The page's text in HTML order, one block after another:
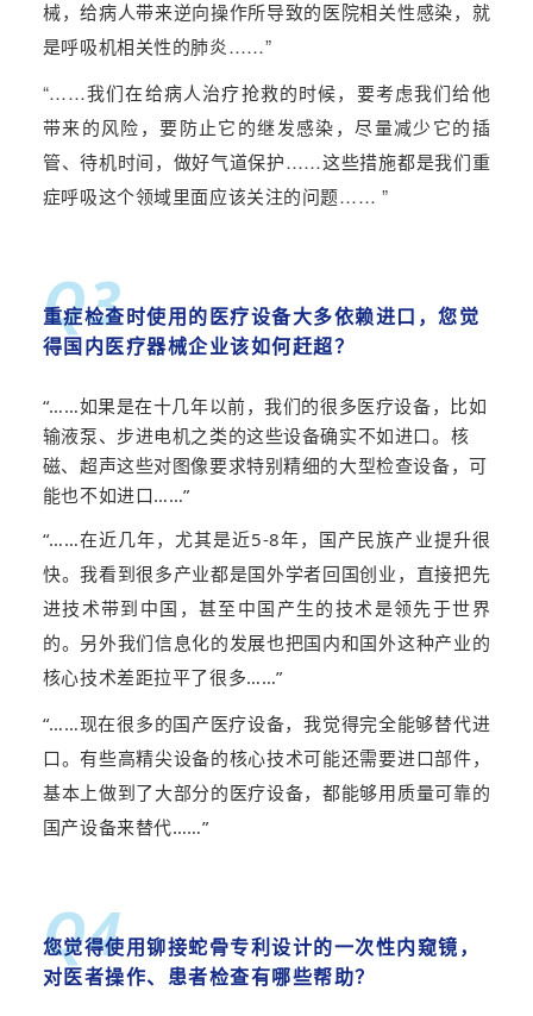
械，给病人带来逆向操作所导致的医院相关性感染，就
是呼吸机相关性的肺炎……”
“……我们在给病人治疗抢救的时候，要考虑我们给他
带来的风险，要防止它的继发感染，尽量减少它的插
管、待机时间，做好气道保护……这些措施都是我们重
症呼吸这个领域里面应该关注的问题…… ”
Q3
重症检查时使用的医疗设备大多依赖进口，您觉
得国内医疗器械企业该如何赶超？
“……如果是在十几年以前，我们的很多医疗设备，比如
输液泵、步进电机之类的这些设备确实不如进口。核
磁、超声这些对图像要求特别精细的大型检查设备，可
能也不如进口……”
“……在近几年，尤其是近5-8年，国产民族产业提升很
快。我看到很多产业都是国外学者回国创业，直接把先
进技术带到中国，甚至中国产生的技术是领先于世界
的。另外我们信息化的发展也把国内和国外这种产业的
核心技术差距拉平了很多……”
“……现在很多的国产医疗设备，我觉得完全能够替代进
口。有些高精尖设备的核心技术可能还需要进口部件，
基本上做到了大部分的医疗设备，都能够用质量可靠的
国产设备来替代……”
Q4
您觉得使用铆接蛇骨专利设计的一次性内窥镜，
对医者操作、患者检查有哪些帮助？